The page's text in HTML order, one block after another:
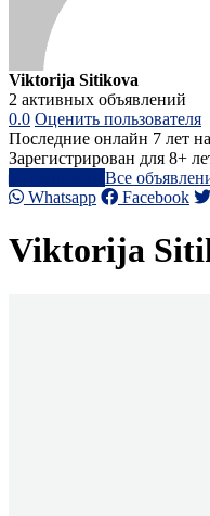
Viktorija Sitikova
2 активных объявлений
0.0 Оценить пользователя
Последние онлайн 7 лет
Зарегистрирован для 8+
Все
Whatsapp
Facebook
Viktorija